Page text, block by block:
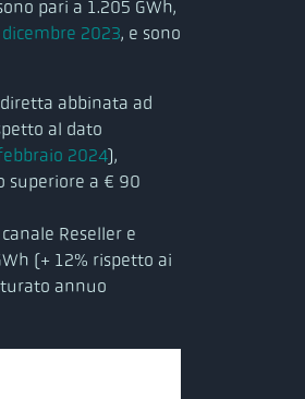
pari a 1.205 GWh,
2023, e sono
abbinata ad
al dato
2024),
superiore a € 90
Reseller e
(+ 12% rispetto ai
annuo